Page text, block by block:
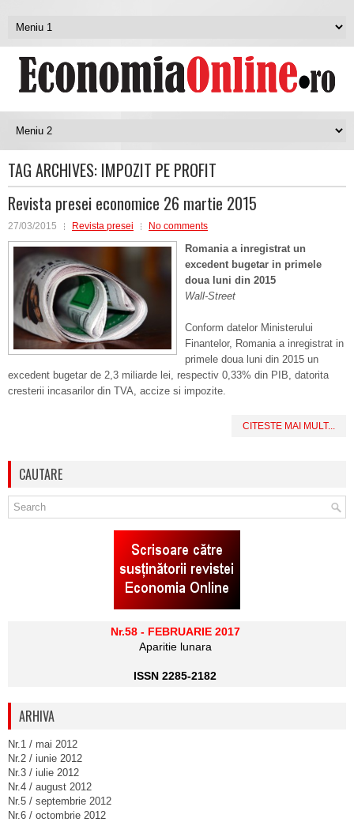
TAG ARCHIVES: IMPOZIT PE PROFIT
Revista presei economice 26 martie 2015
27/03/2015 Revista presei No comments
Romania a inregistrat un
excedent bugetar in primele
doua luni din 2015
Wall-Street
Conform datelor Ministerului
Finantelor, Romania a inregistrat in
primele doua luni din 2015 un
excedent bugetar de 2,3 miliarde lei, respectiv 0,33% din PIB, datorita
cresterii incasarilor din TVA, accize si impozite.
CITESTE MAI MULT...
CAUTARE
Nr.58 - FEBRUARIE 2017
Aparitie lunara
ISSN 2285-2182
ARHIVA
Nr.1 / mai 2012
Nr.2 / iunie 2012
Nr.3 / iulie 2012
Nr.4 / august 2012
Nr.5 / septembrie 2012
Nr.6 / octombrie 2012